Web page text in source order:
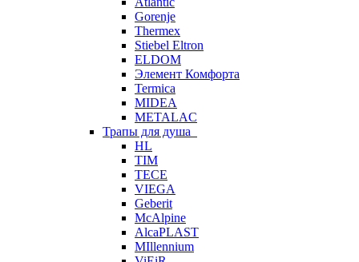
Gorenje
Thermex
Stiebel Eltron
ELDOM
Элемент Комфорта
Termica
MIDEA
METALAC
Трапы для душа
HL
TIM
TECE
VIEGA
Geberit
McAlpine
AlcaPLAST
MIllennium